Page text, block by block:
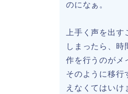
のになぁ。
上手く声を出
しまったら、時
作を行うのがメ
そのように移行
えなくてはいけ